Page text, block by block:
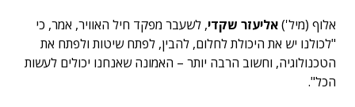
אלוף (מיל')אליעזר שקדי, לשעבר מפקד חיל האוויר, אמר, כי
"לכולנו יש את היכולת לחלום, להבין, לפתח שיטות ולפתח את
הטכנולוגיה, וחשוב הרבה יותר – האמונה שאנחנו יכולים לעשות
הכל".